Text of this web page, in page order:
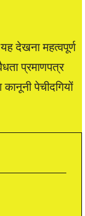
देखना महत्वपूर्ण
प्रमाणपत्र
पेचीदगियों